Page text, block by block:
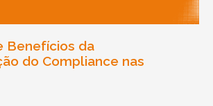
Benefícios da
do Compliance nas